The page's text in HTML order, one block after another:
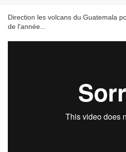
Direction les volcans du Guatemala
de l'année...